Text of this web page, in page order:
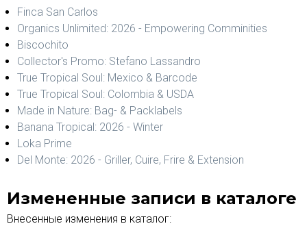
Finca San Carlos
Organics Unlimited: 2026 - Empowering Comminities
Biscochito
Collector's Promo: Stefano Lassandro
True Tropical Soul: Mexico & Barcode
True Tropical Soul: Colombia & USDA
Made in Nature: Bag- & Packlabels
Banana Tropical: 2026 - Winter
Loka Prime
Del Monte: 2026 - Griller, Cuire, Frire & Extension
Измененные записи в каталоге
Внесенные изменения в каталог: